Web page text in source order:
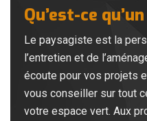
Qu’est-ce
Le paysagiste est la
l’entretien et de
écoute pour vos projets
vous conseiller sur tout
votre espace vert. Aux